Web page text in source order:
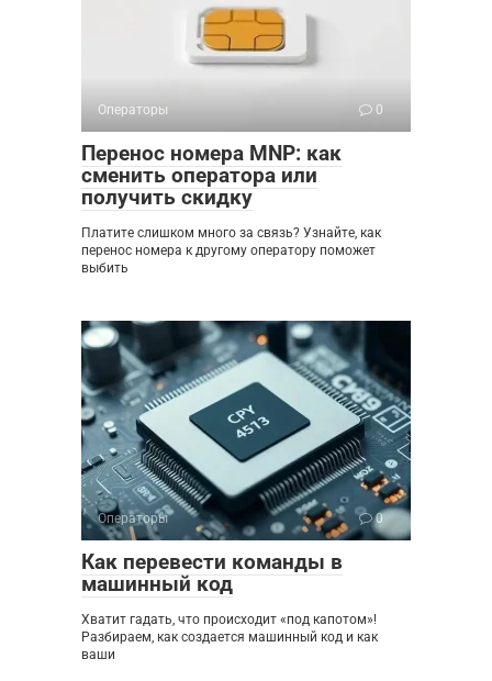
Операторы 0
Перенос номера MNP: как
сменить оператора или
получить скидку
Платите слишком много за связь? Узнайте, как
перенос номера к другому оператору поможет
выбить
Операторы 0
Как перевести команды в
машинный код
Хватит гадать, что происходит «под капотом»!
Разбираем, как создается машинный код и как
ваши